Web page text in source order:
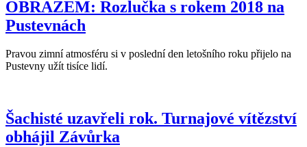
OBRAZEM: Rozlučka s rokem 2018 na
Pustevnách
Pravou zimní atmosféru si v poslední den letošního roku přijelo na
Pustevny užít tisíce lidí.
Šachisté uzavřeli rok. Turnajové vítězství
obhájil Závůrka